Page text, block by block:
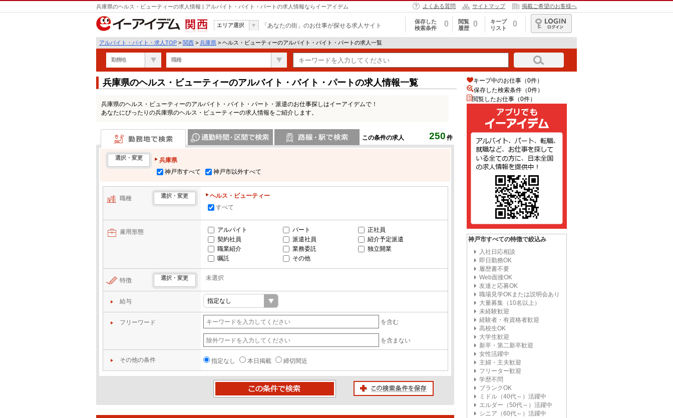
兵庫県のヘルス・ビューティーの求人情報 | アルバイト・バイト・パートの求人情報ならイーアイデム よくある質問 サイトマップ 掲載ご希望のお客様へ
関西
エリア選択 「あなたの街」のお仕事が探せる求人サイト
保存した
検索条件
0
閲覧
履歴
0
キープ
リスト
0
ログイン
アルバイト・バイト・求人TOP > 関西 > 兵庫県 > ヘルス・ビューティーのアルバイト・バイト・パートの求人一覧
勤務地 職種
兵庫県のヘルス・ビューティーのアルバイト・バイト・パートの求人情報一覧
兵庫県のヘルス・ビューティーのアルバイト・バイト・パート・派遣のお仕事探しはイーアイデムで！
あなたにぴったりの兵庫県のヘルス・ビューティーの求人情報をご紹介します。
この条件の求人 250 件
勤務地で検索
選択・変更
兵庫県
神戸市すべて
神戸市以外すべて
職種 選択・変更
ヘルス・ビューティー
すべて
雇用形態 アルバイト パート
正社員
契約社員
派遣社員
紹介予定派遣
職業紹介
業務委託
独立開業
嘱託
その他
特徴 選択・変更 未選択
給与
フリーワード を含む
を含まない
その他の条件 指定なし 本日掲載 締切間近
キープ中のお仕事（0件）
保存した検索条件（0件）
閲覧したお仕事（0件）
神戸市すべての特徴で絞込み
入社日応相談
即日勤務OK
履歴書不要
Web面接OK
友達と応募OK
職場見学OKまたは説明会あり
大量募集（10名以上）
未経験歓迎
経験者・有資格者歓迎
高校生OK
大学生歓迎
新卒・第二新卒歓迎
女性活躍中
主婦・主夫歓迎
フリーター歓迎
学歴不問
ブランクOK
ミドル（40代～）活躍中
エルダー（50代～）活躍中
シニア（60代～）活躍中